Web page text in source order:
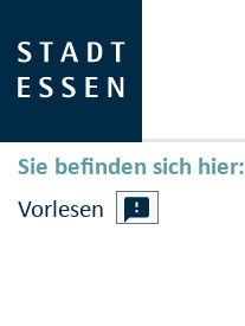
Sie befinden sich hier:
Vorlesen